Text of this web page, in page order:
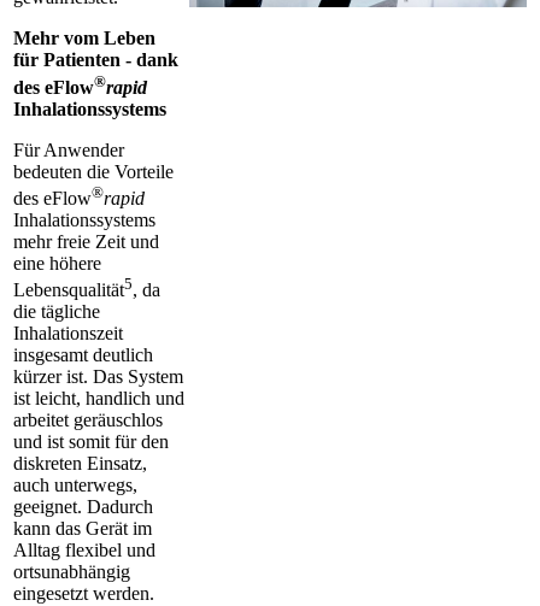
Mehr vom Leben
für Patienten - dank
des eFlow®rapid
Inhalationssystems
Für Anwender
bedeuten die Vorteile
des eFlow®rapid
Inhalationssystems
mehr freie Zeit und
eine höhere
Lebensqualität5, da
die tägliche
Inhalationszeit
insgesamt deutlich
kürzer ist. Das System
ist leicht, handlich und
arbeitet geräuschlos
und ist somit für den
diskreten Einsatz,
auch unterwegs,
geeignet. Dadurch
kann das Gerät im
Alltag flexibel und
ortsunabhängig
eingesetzt werden.